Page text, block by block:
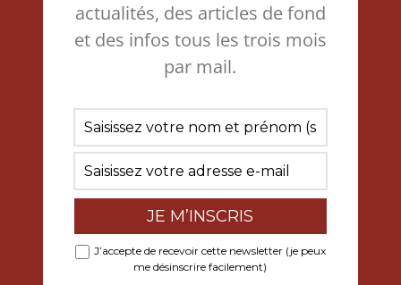
actualités, des articles de fond
et des infos tous les trois mois
par mail.
J’accepte de recevoir cette newsletter (je peux
me désinscrire facilement)